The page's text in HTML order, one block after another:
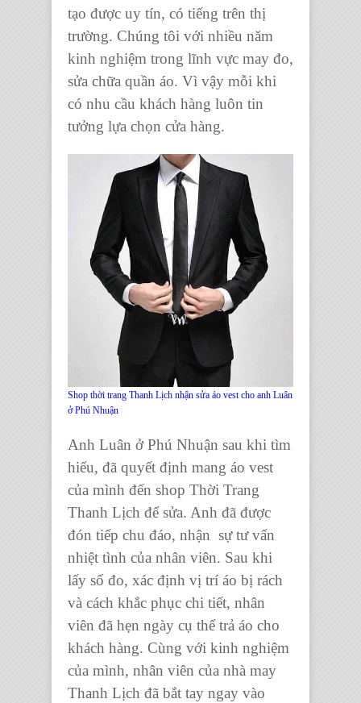
tạo được uy tín, có tiếng trên thị
trường. Chúng tôi với nhiều năm
kinh nghiệm trong lĩnh vực may đo,
sửa chữa quần áo. Vì vậy mỗi khi
có nhu cầu khách hàng luôn tin
tưởng lựa chọn cửa hàng.
Shop thời trang Thanh Lịch nhận sửa áo vest cho anh Luân
ở Phú Nhuận
Anh Luân ở Phú Nhuận sau khi tìm
hiểu, đã quyết định mang áo vest
của mình đến shop Thời Trang
Thanh Lịch để sửa. Anh đã được
đón tiếp chu đáo, nhận sự tư vấn
nhiệt tình của nhân viên. Sau khi
lấy số đo, xác định vị trí áo bị rách
và cách khắc phục chi tiết, nhân
viên đã hẹn ngày cụ thể trả áo cho
khách hàng. Cùng với kinh nghiệm
của mình, nhân viên của nhà may
Thanh Lịch đã bắt tay ngay vào